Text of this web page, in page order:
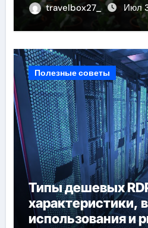
travelbox27_ Июл
Полезные советы
Типы дешевых
характеристики,
использования и